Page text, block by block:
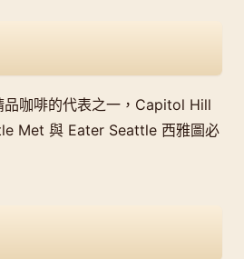
品咖啡的代表之一，Capitol Hill
Met 與 Eater Seattle 西雅圖必